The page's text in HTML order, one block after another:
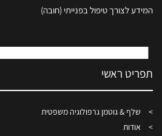
המידע לצורך טיפול בפנייתי (חובה)
תפריט ראשי
שלף & גוטמן גרפולוגיה משפטית
אודות